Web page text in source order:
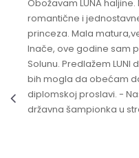
Obožavam LUNA
romantične i
princeza. Mala
Inače, ove godine sam
Solunu. Predlažem
bih mogla da obećam
diplomskoj proslavi. -
državna šampionka u